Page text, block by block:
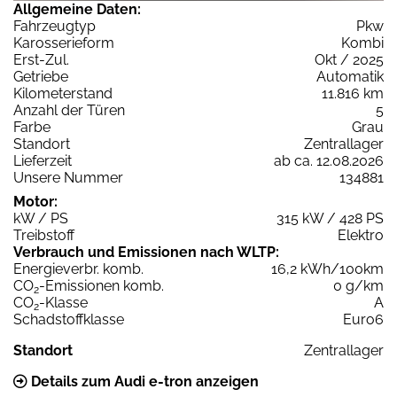
Allgemeine Daten:
Fahrzeugtyp
Pkw
Karosserieform
Kombi
Erst-Zul.
Okt / 2025
Getriebe
Automatik
Kilometerstand
11.816 km
Anzahl der Türen
5
Farbe
Grau
Standort
Zentrallager
Lieferzeit
ab ca. 12.08.2026
Unsere Nummer
134881
Motor:
kW / PS
315 kW / 428 PS
Treibstoff
Elektro
Verbrauch und Emissionen nach WLTP:
Energieverbr. komb.
16,2 kWh/100km
CO2-Emissionen komb.
0 g/km
CO2-Klasse
A
Schadstoffklasse
Euro6
Standort
Zentrallager
Details zum Audi e-tron anzeigen